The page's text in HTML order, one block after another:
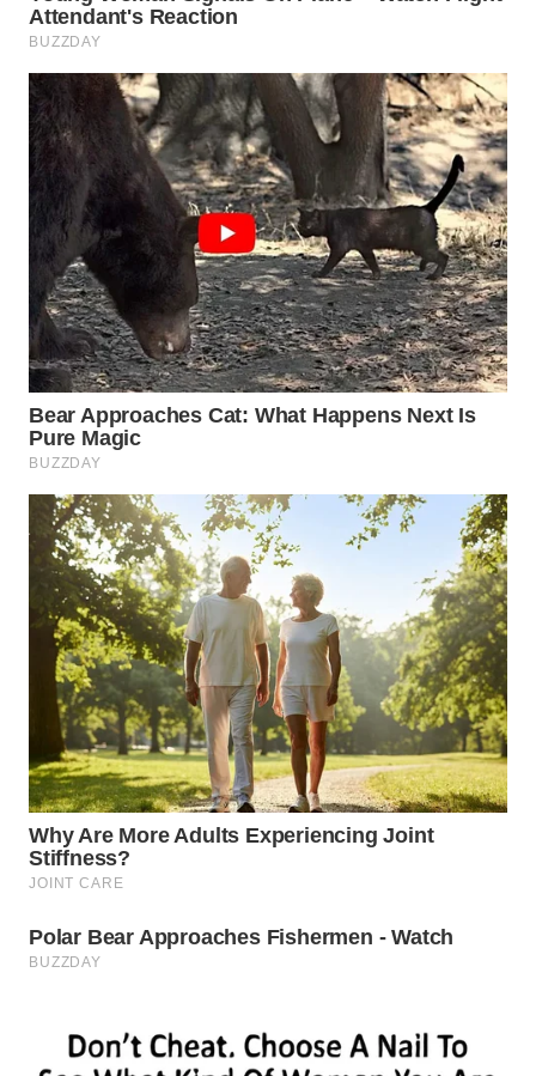
MALUKU
WN
MALUT
WN
DAIRI
WN
DANAU
TOBA
WN
NIAS
WN
WN
TAPANULI
SELATAN
WN
TANJUNG
LESUNG
WN
KARO
WN
SIMALUNGUN
WN
LABUHANBATU
WN
TAPANULI